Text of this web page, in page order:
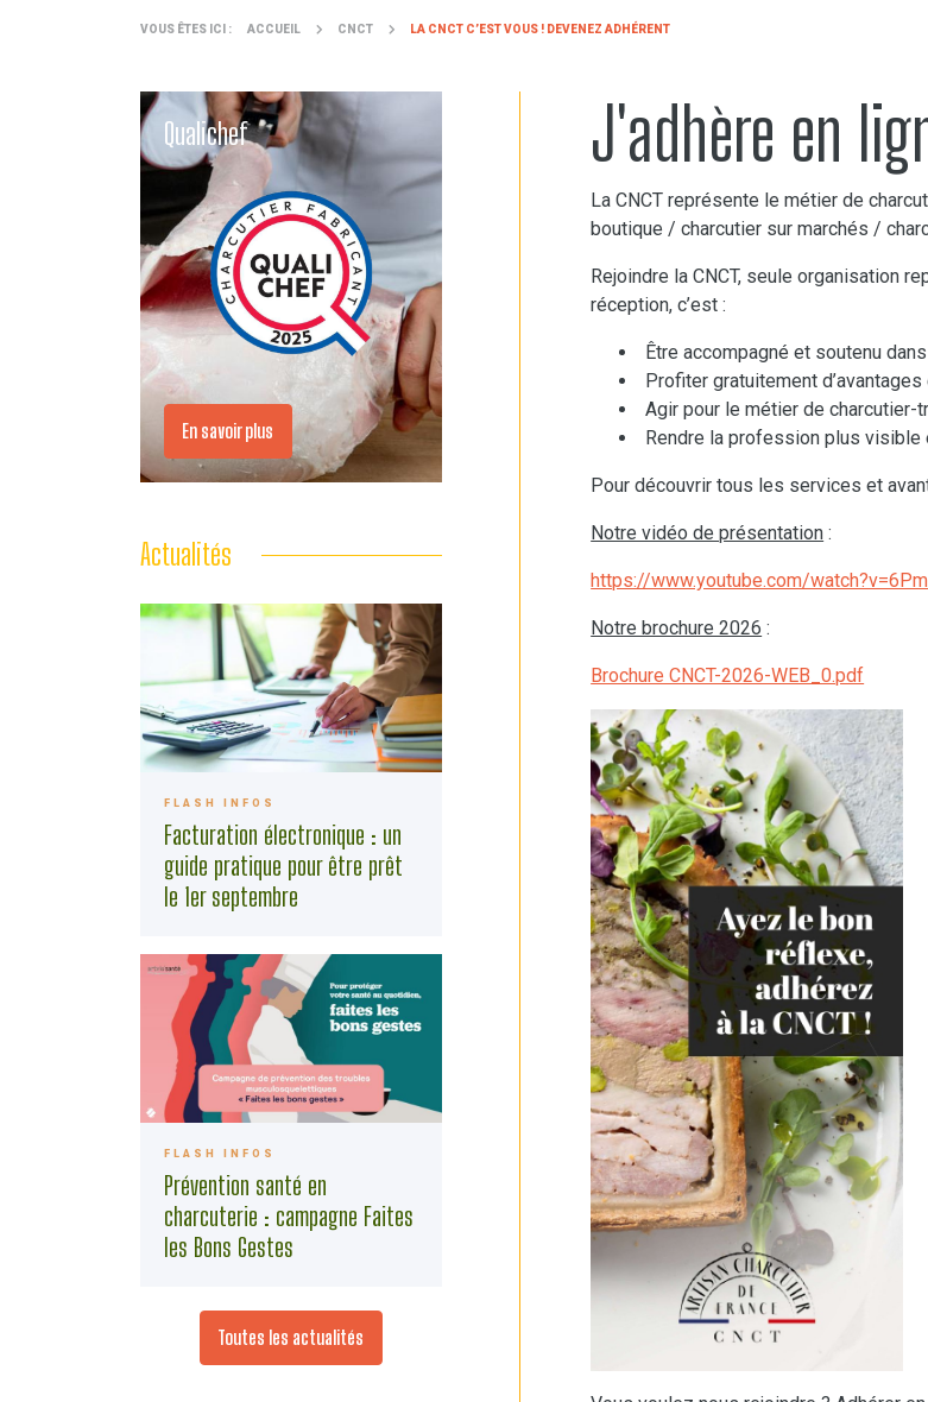
VOUS ÊTES ICI : ACCUEIL CNCT LA CNCT C’EST VOUS ! DEVENEZ ADHÉRENT
Qualichef
En savoir plus
Actualités
FLASH INFOS
Facturation électronique : un
guide pratique pour être prêt
le 1er septembre
FLASH INFOS
Prévention santé en
charcuterie : campagne Faites
les Bons Gestes
Toutes les actualités
J'adhère en
La CNCT représente le métier de
boutique / charcutier sur marchés /
Rejoindre la CNCT, seule organisation
réception, c’est :
Être accompagné et soutenu
Profiter gratuitement
Agir pour le métier de
Rendre la profession plus visible
Pour découvrir tous les services et
Notre vidéo de présentation :
https://www.youtube.com/
Notre brochure 2026 :
Brochure CNCT-2026-WEB_0.pdf